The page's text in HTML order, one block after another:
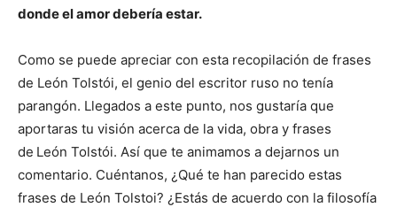
donde el amor debería estar.
Como se puede apreciar con esta recopilación de frases
de León Tolstói, el genio del escritor ruso no tenía
parangón. Llegados a este punto, nos gustaría que
aportaras tu visión acerca de la vida, obra y frases
de León Tolstói. Así que te animamos a dejarnos un
comentario. Cuéntanos, ¿Qué te han parecido estas
frases de León Tolstoi? ¿Estás de acuerdo con la filosofía